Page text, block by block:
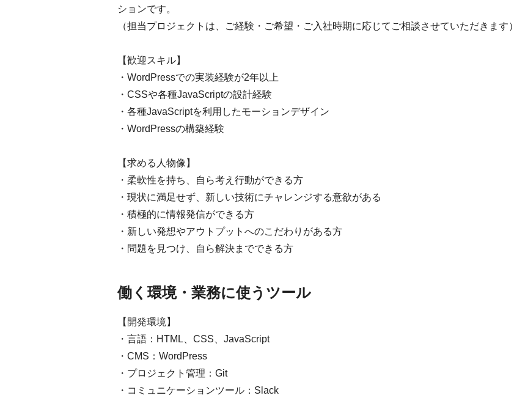
ションです。
（担当プロジェクトは、ご経験・ご希望・ご入社時期に応じてご相談させていただきます）
【歓迎スキル】
・WordPressでの実装経験が2年以上
・CSSや各種JavaScriptの設計経験
・各種JavaScriptを利用したモーションデザイン
・WordPressの構築経験
【求める人物像】
・柔軟性を持ち、自ら考え行動ができる方
・現状に満足せず、新しい技術にチャレンジする意欲がある
・積極的に情報発信ができる方
・新しい発想やアウトプットへのこだわりがある方
・問題を見つけ、自ら解決までできる方
働く環境・業務に使うツール
【開発環境】
・言語：HTML、CSS、JavaScript
・CMS：WordPress
・プロジェクト管理：Git
・コミュニケーションツール：Slack